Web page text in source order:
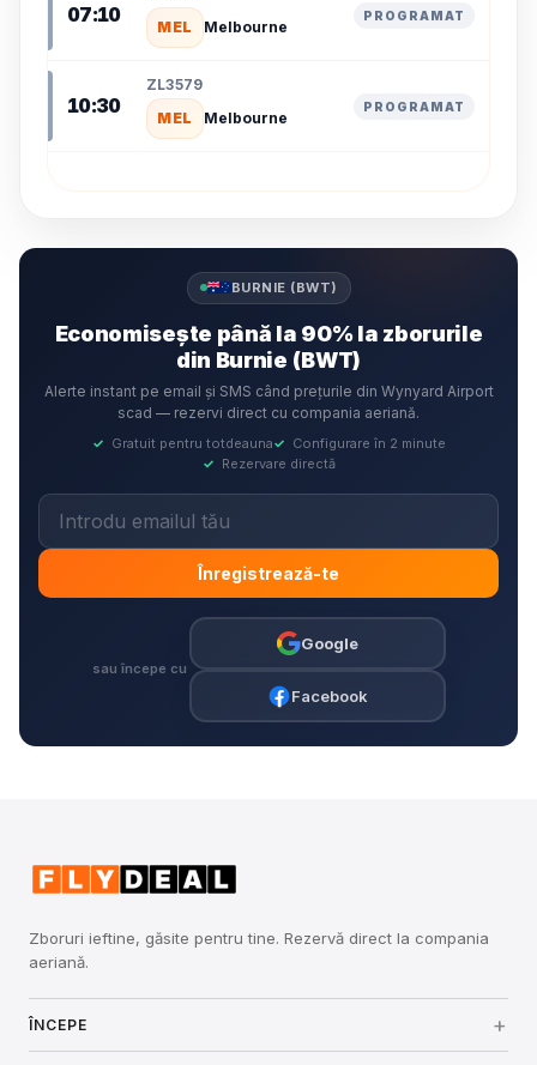
07:10
MEL
Melbourne
PROGRAMAT
10:30
ZL3579
MEL
Melbourne
PROGRAMAT
BURNIE (BWT)
Economisește până la 90% la zborurile
din Burnie (BWT)
Alerte instant pe email și SMS când prețurile din Wynyard Airport
scad — rezervi direct cu compania aeriană.
✓ Gratuit pentru totdeauna✓ Configurare în 2 minute
✓ Rezervare directă
Înregistrează-te
sau începe cu
Google
Facebook
Zboruri ieftine, găsite pentru tine. Rezervă direct la compania
aeriană.
ÎNCEPE